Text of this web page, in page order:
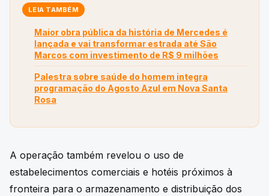
LEIA TAMBÉM
Maior obra pública da história de Mercedes é
lançada e vai transformar estrada até São
Marcos com investimento de R$ 9 milhões
Palestra sobre saúde do homem integra
programação do Agosto Azul em Nova Santa
Rosa
A operação também revelou o uso de
estabelecimentos comerciais e hotéis próximos à
fronteira para o armazenamento e distribuição dos